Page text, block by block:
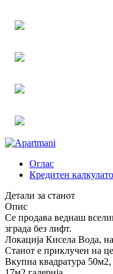
Оглас
Кредитен
Детали за станот
Опис
Се продава веднаш
зграда без лифт.
Локација Кисела Вода,
Станот е приклучен на
Вкупна квадратура